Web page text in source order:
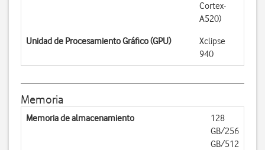
Cortex-
A520)
Unidad de Procesamiento Gráfico (GPU)
Xclipse
940
Memoria
Memoria de almacenamiento
128
GB/256
GB/512